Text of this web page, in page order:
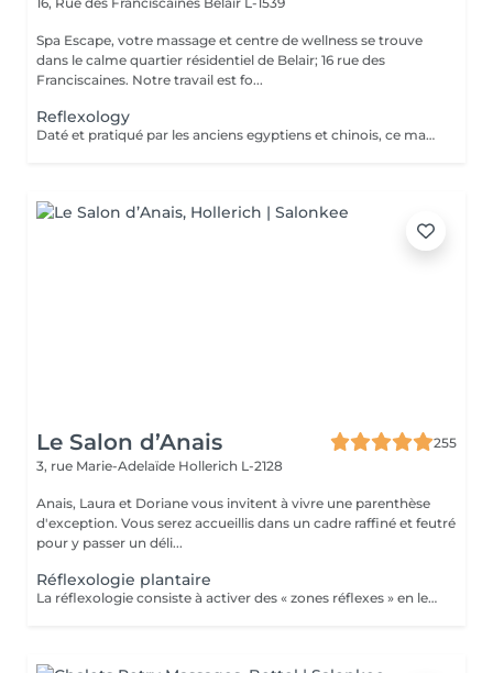
Spa Escape, votre massage et centre de wellness se trouve
dans le calme quartier résidentiel de Belair; 16 rue des
Franciscaines. Notre travail est fo...
Reflexology
Daté et pratiqué par les anciens egyptiens et chinois, ce massage des pieds sur des points précis facilite l'élimination des toxines. Douleurs et tensions disparaissent dans tout le corps comme par enchantement
Le Salon d’Anais
255
3, rue Marie-Adelaïde Hollerich L-2128
Anais, Laura et Doriane vous invitent à vivre une parenthèse
d'exception. Vous serez accueillis dans un cadre raffiné et feutré
pour y passer un déli...
Réflexologie plantaire
La réflexologie consiste à activer des « zones réflexes » en les massant du bout du doigt. Afin de soulager des douleurs à distance et rééquilibrer diverses fonctions vitales. Dans le cas de la réflexologie plantaire, ces fameuses zones sont situées au niveau des pieds. Les réflexologues considèrent qu'elles sont toutes associées à un organe, une partie du corps ou encore à une glande précise. La carte de réflexologie plantaire est vraiment très détaillée !